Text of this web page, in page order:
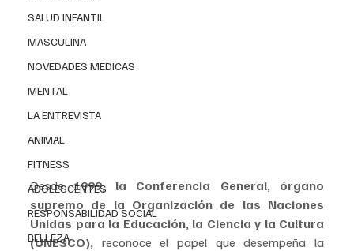
SALUD INFANTIL
MASCULINA
NOVEDADES MEDICAS
MENTAL
LA ENTREVISTA
ANIMAL
FITNESS
ADOLESCENTES
RESPONSABILIDAD SOCIAL
BELLEZA
Desde 1999, la Conferencia General, órgano
supremo de la Organización de las Naciones
Unidas para la Educación, la Ciencia y la Cultura
(UNESCO), reconoce el papel que desempeña la